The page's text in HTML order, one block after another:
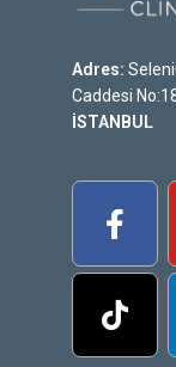
Adres:
Caddesi
İSTANBUL